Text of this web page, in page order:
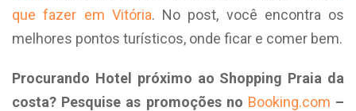
que fazer em Vitória. No post, você encontra os
melhores pontos turísticos, onde ficar e comer bem.
Procurando Hotel próximo ao Shopping Praia da
costa? Pesquise as promoções no Booking.com –